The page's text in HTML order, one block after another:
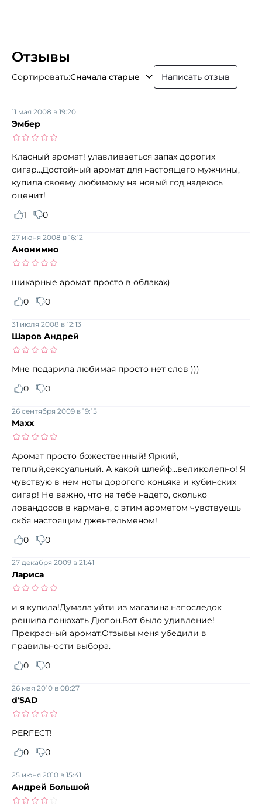
Отзывы
Сортировать:Сначала старые Написать отзыв
Эмбер
11 мая 2008 в 19:20
Класный аромат! улавливаеться запах дорогих
сигар...Достойный аромат для настоящего мужчины,
купила своему любимому на новый год,надеюсь
оценит!
1
0
Анонимно
27 июня 2008 в 16:12
шикарные аромат просто в облаках)
0
0
Шаров Андрей
31 июля 2008 в 12:13
Мне подарила любимая просто нет слов )))
0
0
Maxx
26 сентября 2009 в 19:15
Аромат просто божественный! Яркий,
теплый,сексуальный. А какой шлейф...великолепно! Я
чувствую в нем ноты дорогого коньяка и кубинских
сигар! Не важно, что на тебе надето, сколько
ловандосов в кармане, с этим арометом чувствуешь
скбя настоящим джентельменом!
0
0
Лариса
27 декабря 2009 в 21:41
и я купила!Думала уйти из магазина,напоследок
решила понюхать Дюпон.Вот было удивление!
Прекрасный аромат.Отзывы меня убедили в
правильности выбора.
0
0
d'SAD
26 мая 2010 в 08:27
PERFECT!
0
0
Андрей Большой
25 июня 2010 в 15:41